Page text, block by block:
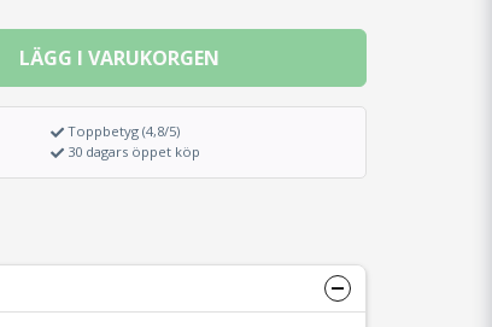
LÄGG I VARUKORGEN
Toppbetyg (4,8/5)
30 dagars öppet köp